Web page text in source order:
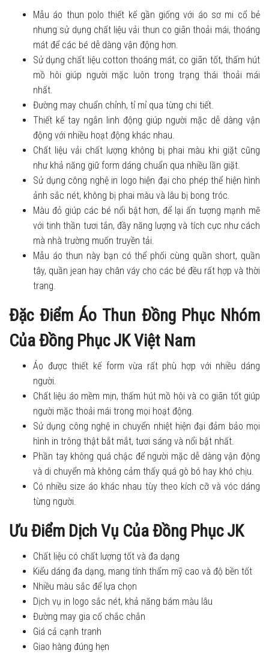
Mẫu áo thun polo thiết kế gần giống với áo sơ mi cổ bẻ
nhưng sử dụng chất liệu vải thun co giãn thoải mái, thoáng
mát để các bé dễ dàng vận động hơn.
Sử dụng chất liệu cotton thoáng mát, co giãn tốt, thấm hút
mồ hôi giúp người mặc luôn trong trạng thái thoải mái
nhất.
Đường may chuẩn chỉnh, tỉ mỉ qua từng chi tiết.
Thiết kế tay ngắn linh động giúp người mặc dễ dàng vận
động với nhiều hoạt động khác nhau.
Chất liệu vải chất lượng không bị phai màu khi giặt cũng
như khả năng giữ form dáng chuẩn qua nhiều lần giặt.
Sử dụng công nghệ in logo hiện đại cho phép thể hiện hình
ảnh sắc nét, không bị phai màu và lâu bị bong tróc.
Màu đỏ giúp các bé nổi bật hơn, để lại ấn tượng mạnh mẽ
với tinh thần tươi tắn, đầy năng lượng và tích cực như cách
mà nhà trường muốn truyền tải.
Mẫu áo thun này bạn có thể phối cùng quần short, quần
tây, quần jean hay chân váy cho các bé đều rất hợp và thời
trang.
Đặc Điểm Áo Thun Đồng Phục Nhóm
Của Đồng Phục JK Việt Nam
Áo được thiết kế form vừa rất phù hợp với nhiều dáng
người.
Chất liệu áo mềm mịn, thấm hút mồ hôi và co giãn tốt giúp
người mặc thoải mái trong mọi hoạt động.
Sử dụng công nghệ in chuyển nhiệt hiện đại đảm bảo mọi
hình in trông thật bắt mắt, tươi sáng và nổi bật nhất.
Phần tay không quá chậc để người mặc dễ dàng vận động
và di chuyển mà không cảm thấy quá gò bó hay khó chịu.
Có nhiều size áo khác nhau tùy theo kích cỡ và vóc dáng
từng người.
Ưu Điểm Dịch Vụ Của Đồng Phục JK
Chất liệu có chất lượng tốt và đa dạng
Kiểu dáng đa dạng, mang tính thẩm mỹ cao và độ bền tốt
Nhiều màu sắc để lựa chọn
Dịch vụ in logo sắc nét, khả năng bám màu lâu
Đường may gia cố chắc chắn
Giá cả cạnh tranh
Giao hàng đúng hẹn